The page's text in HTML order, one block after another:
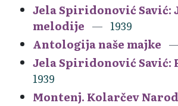
Jela Spiridonović Savić:
melodije
1939
Antologija naše majke
Jela Spiridonović Savić:
1939
Montenj. Kolarčev